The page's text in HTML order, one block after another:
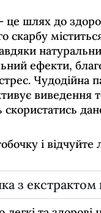
це шлях до
скарбу
ефекти,
виведення
скористатись
і
з екстрактом